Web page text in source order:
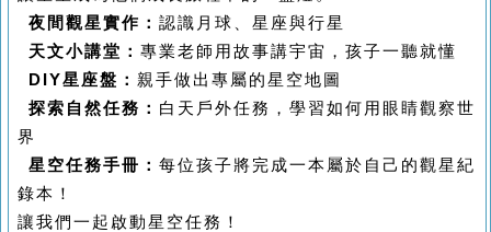
夜間觀星實作： 認識月球、星座與行星
天文小講堂： 專業老師用故事講宇宙，孩子一聽就懂
DIY星座盤： 親手做出專屬的星空地圖
探索自然任務： 白天戶外任務，學習如何用眼睛觀察世
界
星空任務手冊： 每位孩子將完成一本屬於自己的觀星紀
錄本！
讓我們一起啟動星空任務！